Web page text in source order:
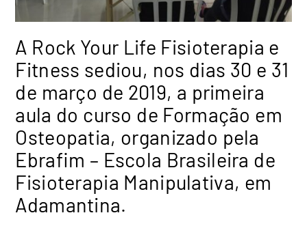
A Rock Your Life Fisioterapia e
Fitness sediou, nos dias 30 e 31
de março de 2019, a primeira
aula do curso de Formação em
Osteopatia, organizado pela
Ebrafim – Escola Brasileira de
Fisioterapia Manipulativa, em
Adamantina.